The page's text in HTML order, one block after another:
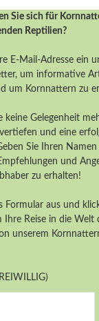
Sie sich für
Reptilien?
E-Mail-Adresse ein
um informative
um Kornnattern zu
keine Gelegenheit
und eine
Sie Ihren Namen
und
zu erhalten!
Formular aus und
Ihre Reise in die Welt
unserem